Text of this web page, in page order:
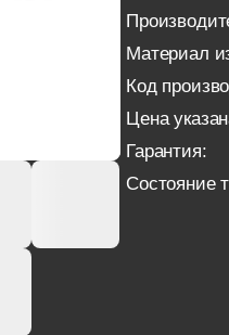
Материал
Код
Цена
Гарантия:
Состояние